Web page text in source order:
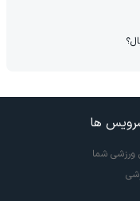
ها
ورزشی شما